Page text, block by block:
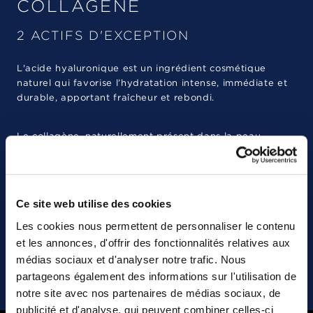
Ce site web utilise des cookies
Les cookies nous permettent de personnaliser le contenu
et les annonces, d'offrir des fonctionnalités relatives aux
médias sociaux et d'analyser notre trafic. Nous
partageons également des informations sur l'utilisation de
notre site avec nos partenaires de médias sociaux, de
publicité et d'analyse, qui peuvent combiner celles-ci
COLLAGÉNE
2 ACTIFS D'EXCEPTION
L'acide hyaluronique est un ingrédient cosmétique
naturel qui favorise l’hydratation intense, immédiate et
durable, apportant fraîcheur et rebondi.
Le collagène, naturellement présent dans la peau,
diminue avec le temps. Essentiel à l’élasticité des tissus,
puissants, les crèmes de jour et de nuit agissent pour
vous apporter un teint frais, lumineux et une peau
rebondie à l’aspect plus jeune.